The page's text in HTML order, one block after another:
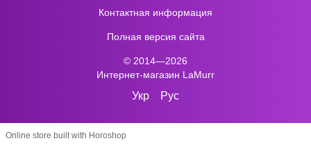
Контактная информация
Полная версия сайта
© 2014—2026
Интернет-магазин LaMurr
Укр Рус
Online store built with Horoshop